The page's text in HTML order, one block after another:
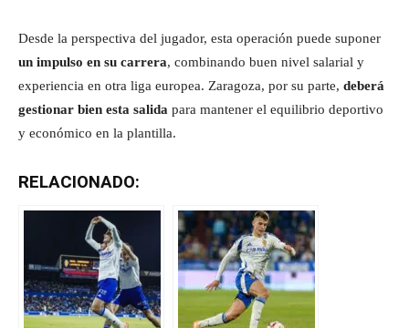
Desde la perspectiva del jugador, esta operación puede suponer
un impulso en su carrera, combinando buen nivel salarial y
experiencia en otra liga europea. Zaragoza, por su parte, deberá
gestionar bien esta salida para mantener el equilibrio deportivo
y económico en la plantilla.
RELACIONADO: